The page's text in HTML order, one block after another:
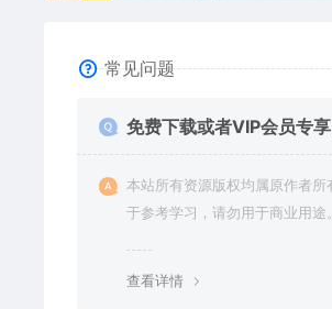
常见问题
免费下载或者VIP会员专
本站所有资源版权均属原作者
于参考学习，请勿用于商业用途
查看详情